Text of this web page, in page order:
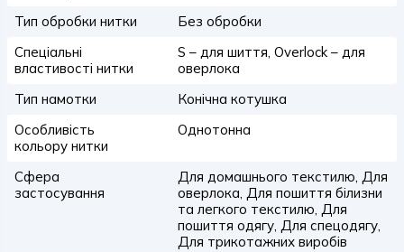
Тип обробки нитки
Без обробки
Спеціальні
властивості нитки
S – для шиття, Overlock – для
оверлока
Тип намотки
Конічна котушка
Особливість
кольору нитки
Однотонна
Сфера
застосування
Для домашнього текстилю, Для
оверлока, Для пошиття білизни
та легкого текстилю, Для
пошиття одягу, Для спецодягу,
Для трикотажних виробів